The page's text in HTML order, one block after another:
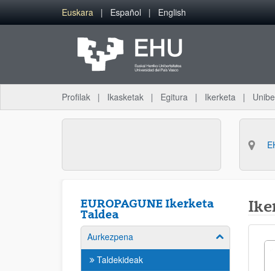
Eduki nagusira joan
Euskara Español English
Profilak Ikasketak Egitura Ikerketa
EUROPAGUNE Ikerketa
Taldea
Aurkezpena Erakutsi/
Taldekideak